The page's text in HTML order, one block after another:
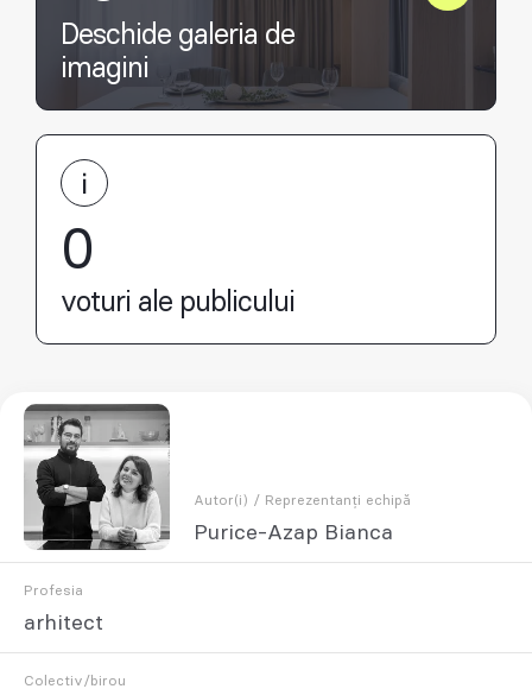
Deschide galeria de
imagini
0
voturi ale publicului
Autor(i) / Reprezentanți echipă
Purice-Azap Bianca
Profesia
arhitect
Colectiv/birou